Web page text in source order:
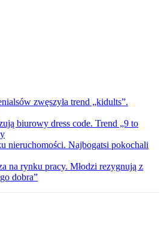
zwęszyła trend „kidults”.
biurowy dress code. Trend „9 to
nieruchomości. Najbogatsi pokochali
na rynku pracy. Młodzi rezygnują z
dobra”